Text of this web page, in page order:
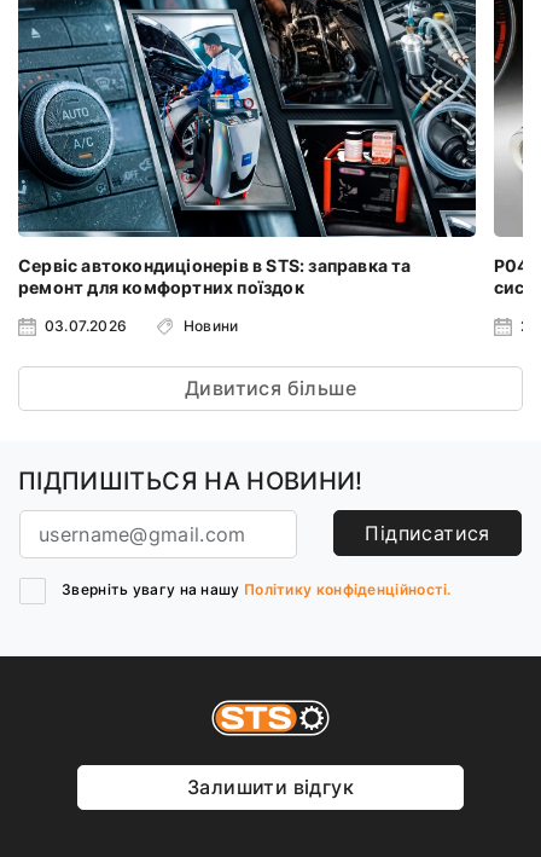
Сервіс автокондиціонерів в STS: заправка та
ремонт для комфортних поїздок
03.07.2026 Новини
Дивитися більше
ПІДПИШІТЬСЯ НА НОВИНИ!
Підписатися
Зверніть увагу на нашу Політику конфіденційності.
Залишити відгук